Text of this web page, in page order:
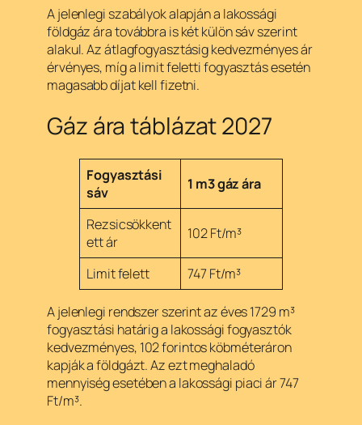
A jelenlegi szabályok alapján a lakossági
földgáz ára továbbra is két külön sáv szerint
alakul. Az átlagfogyasztásig kedvezményes ár
érvényes, míg a limit feletti fogyasztás esetén
magasabb díjat kell fizetni.
Gáz ára táblázat 2027
Fogyasztási
sáv
1 m3 gáz ára
Rezsicsökkent
ett ár
102 Ft/m³
Limit felett 747 Ft/m³
A jelenlegi rendszer szerint az éves 1729 m³
fogyasztási határig a lakossági fogyasztók
kedvezményes, 102 forintos köbméteráron
kapják a földgázt. Az ezt meghaladó
mennyiség esetében a lakossági piaci ár 747
Ft/m³.